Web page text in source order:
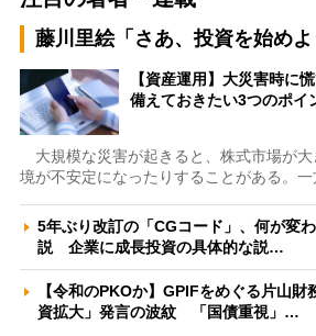
藤川里絵「さあ、投資を始めよ
【資産運用】大災害時に
備えておきたい3つのポ
大規模な災害が起きると、株式市場が大
境が不安定になったりすることがある。一
5年ぶり改訂の「CGコード」、何が変
説 企業に成長投資の具体的な説…
【令和のPKOか】GPIFをめぐる片山
資拡大」発言の波紋 「国債重視」…